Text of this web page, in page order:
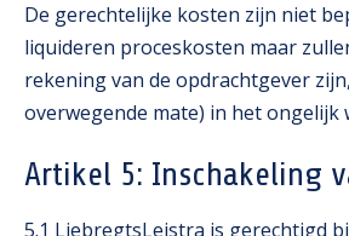
De gerechtelijke kosten zijn niet
liquideren proceskosten maar
rekening van de opdrachtgever
overwegende mate) in het ongelijk
Artikel 5: Inschakeling
5.1 LiebregtsLeistra is gerechtigd